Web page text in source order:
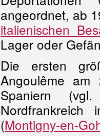
angeordnet, ab
italienischen
Lager oder
Die ersten
Angoulême
Spaniern
(Montigny-en-